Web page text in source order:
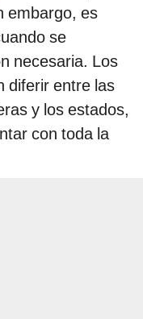
embargo, es
se
necesaria. Los
diferir entre las
y los estados,
con toda la